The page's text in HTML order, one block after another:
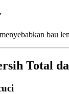
bau
Total